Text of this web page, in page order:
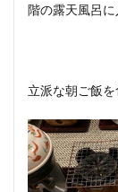
階の露天風呂
立派な朝ご飯を